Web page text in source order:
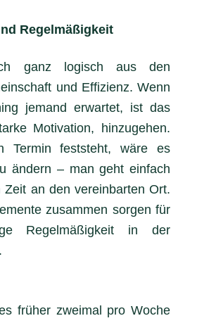
Regelmäßigkeit
ganz logisch aus den
und Effizienz. Wenn
jemand erwartet, ist das
Motivation, hinzugehen.
Termin feststeht, wäre es
ändern – man geht einfach
Zeit an den vereinbarten Ort.
zusammen sorgen für
Regelmäßigkeit in der
früher zweimal pro Woche